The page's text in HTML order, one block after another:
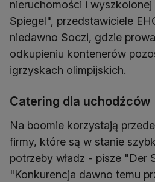
nieruchomości i
Spiegel", przedstawiciele
niedawno Soczi, gdzie
odkupieniu kontenerów
igrzyskach olimpijskich.
Catering dla uchodźców
Na boomie korzystają
firmy, które są w stanie
potrzeby władz - pisze "Der
"Konkurencja dawno temu